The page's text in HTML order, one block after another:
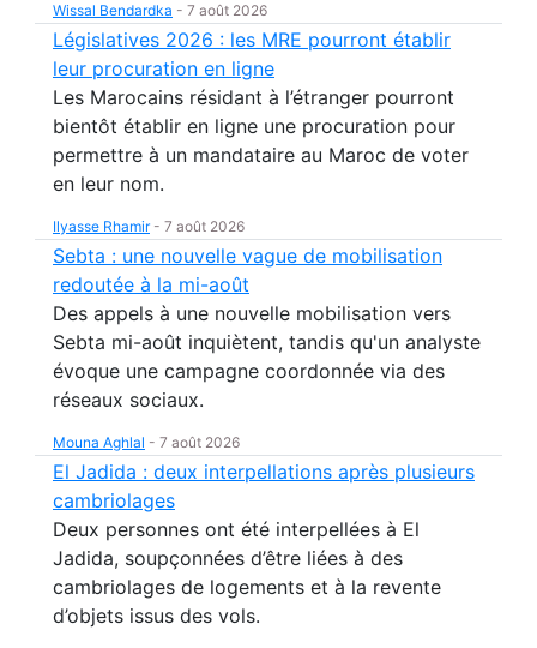
Wissal Bendardka - 7 août 2026
Législatives 2026 : les MRE pourront établir
leur procuration en ligne
Les Marocains résidant à l’étranger pourront
bientôt établir en ligne une procuration pour
permettre à un mandataire au Maroc de voter
en leur nom.
Ilyasse Rhamir- 7 août 2026
Sebta : une nouvelle vague de mobilisation
redoutée à la mi-août
Des appels à une nouvelle mobilisation vers
Sebta mi-août inquiètent, tandis qu'un analyste
évoque une campagne coordonnée via des
réseaux sociaux.
Mouna Aghlal - 7 août 2026
El Jadida : deux interpellations après plusieurs
cambriolages
Deux personnes ont été interpellées à El
Jadida, soupçonnées d’être liées à des
cambriolages de logements et à la revente
d’objets issus des vols.